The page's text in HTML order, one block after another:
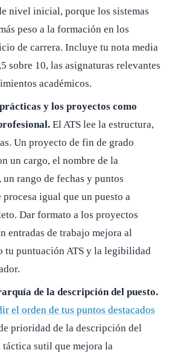
nivel inicial, porque los sistemas
peso a la formación en los
de carrera. Incluye tu nota media
sobre 10, las asignaturas relevantes
académicos.
y los proyectos como
El ATS lee la estructura,
Un proyecto de fin de grado
un cargo, el nombre de la
rango de fechas y puntos
procesa igual que un puesto a
Dar formato a los proyectos
entradas de trabajo mejora al
tu puntuación ATS y la legibilidad
de la descripción del puesto.
el orden de tus puntos destacados
prioridad de la descripción del
táctica sutil que mejora la